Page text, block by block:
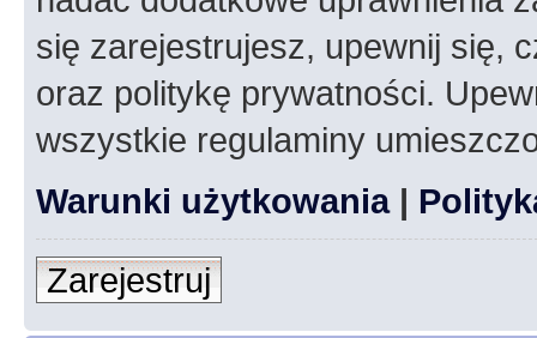
się zarejestrujesz, upewnij się,
oraz politykę prywatności.
wszystkie regulaminy
Warunki użytkowania|
Zarejestruj